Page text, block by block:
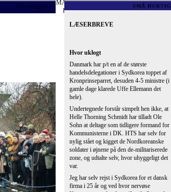
en række
Det er
Magleby på
Reformationen
man ikke måtte spise
man skikkene
så ud på, at slå på
stænger skulle
ned, kåres til
er historie.
et kompendium af samtlige deltagere i
kommunistiske forhold beskrevet
bare lukket øjne.
PS: Når nu ikke Villy S. kan / vil så må
HTS pudse sin “bisse” Skat Larsen på
vores skatteminister, og belære den unge
knøs om ejendomsrettens ukrænkelighed i
Ole Petersen, Nyborg
Danmarks største problem: Bleer
Forsiden af Danmarks største avis prydes
af denne overskrift i store bogstaver: